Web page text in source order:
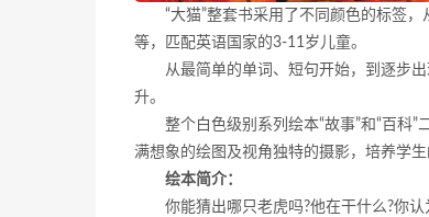
“大猫”整套书采用了不同颜色的标签
等，匹配英语国家的3-11岁儿童。
从最简单的单词、短句开始，到逐步
升。
整个白色级别系列绘本“故事”和“百科
满想象的绘图及视角独特的摄影，培养学
绘本简介：
你能猜出哪只老虎吗?他在干什么?你